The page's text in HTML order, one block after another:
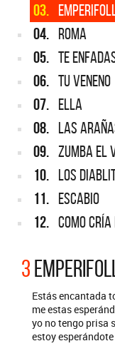
03.
04. ROMA
05. TE
06. TU VENENO
07. ELLA
08. LAS
09. ZUMBA EL
10. LOS
11. ESCABIO
12. COMO
3
Estás encantada
me estas
yo no tengo prisa
estoy esperándote